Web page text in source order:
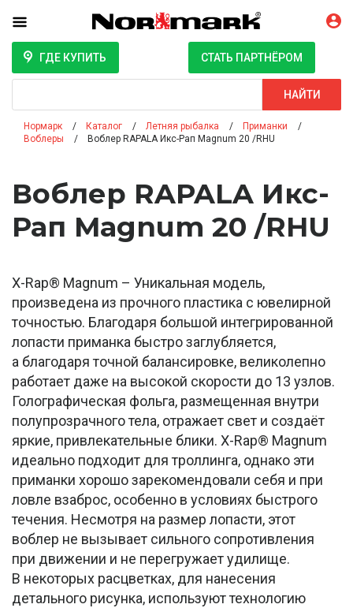
ГДЕ КУПИТЬ СТАТЬ ПАРТНЁРОМ
НАЙТИ
Нормарк Каталог Летняя рыбалка
Приманки
Воблеры
Воблер RAPALA Икс-Рап Magnum 20 /RHU
Воблер RAPALA Икс-
Рап Magnum 20 /RHU
X-Rap® Magnum – Уникальная модель,
произведена из прочного пластика с ювелирной
точностью. Благодаря большой интегрированной
лопасти приманка быстро заглубляется,
а благодаря точной балансировке, великолепно
работает даже на высокой скорости до 13 узлов.
Голографическая фольга, размещенная внутри
полупрозрачного тела, отражает свет и создаёт
яркие, привлекательные блики. X-Rap® Magnum
идеально подходит для троллинга, однако эти
приманки хорошо зарекомендовали себя и при
ловле взаброс, особенно в условиях быстрого
течения. Несмотря на размер лопасти, этот
воблер не вызывает сильного сопротивления
при движении и не перегружает удилище.
В некоторых расцветках, для нанесения
детального рисунка, используют технологию